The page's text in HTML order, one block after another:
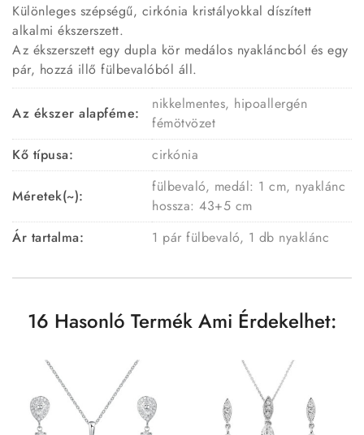
Különleges szépségű, cirkónia kristályokkal díszített
alkalmi ékszerszett.
Az ékszerszett egy dupla kör medálos nyakláncból és egy
pár, hozzá illő fülbevalóból áll.
Az ékszer alapféme:
nikkelmentes, hipoallergén
fémötvözet
Kő típusa:
cirkónia
Méretek(~):
fülbevaló, medál: 1 cm, nyaklánc
hossza: 43+5 cm
Ár tartalma:
1 pár fülbevaló, 1 db nyaklánc
16 Hasonló Termék Ami Érdekelhet: